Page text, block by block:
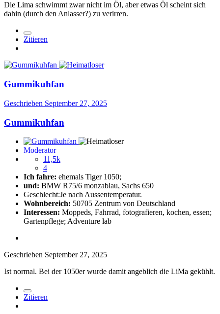
Die Lima schwimmt zwar nicht im Öl, aber etwas Öl scheint sich
dahin (durch den Anlasser?) zu verirren.
Zitieren
Gummikuhfan
Geschrieben September 27, 2025
Gummikuhfan
Moderator
11,5k
4
Ich fahre: ehemals Tiger 1050;
und: BMW R75/6 monzablau, Sachs 650
Geschlecht:Je nach Aussentemperatur.
Wohnbereich: 50705 Zentrum von Deutschland
Interessen: Moppeds, Fahrrad, fotografieren, kochen, essen;
Gartenpflege; Adventure lab
Geschrieben September 27, 2025
Ist normal. Bei der 1050er wurde damit angeblich die LiMa gekühlt.
Zitieren